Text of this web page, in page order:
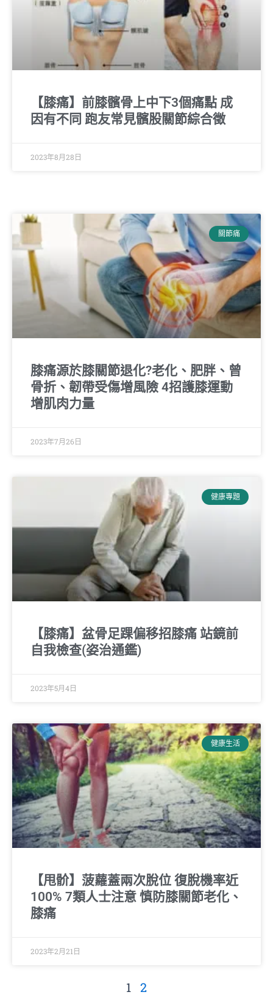
【膝痛】前膝髕骨上中下3個痛點 成
因有不同 跑友常見髕股關節綜合徵
2023年8月28日
關節痛
膝痛源於膝關節退化?老化、肥胖、曾
骨折、韌帶受傷增風險 4招護膝運動
增肌肉力量
2023年7月26日
健康專題
【膝痛】盆骨足踝偏移招膝痛 站鏡前
自我檢查(姿治通鑑)
2023年5月4日
健康生活
【甩骱】菠蘿蓋兩次脫位 復脫機率近
100% 7類人士注意 慎防膝關節老化、
膝痛
2023年2月21日
1 2